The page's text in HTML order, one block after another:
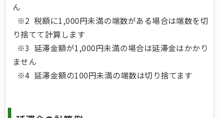
ん
※2 税額に1,000円未満の端数がある場合は端数を切
り捨てて計算します
※3 延滞金額が1,000円未満の場合は延滞金はかかり
ません
※4 延滞金額の100円未満の端数は切り捨てます